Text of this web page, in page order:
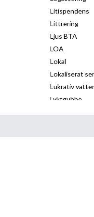
Litispendens
Littrering
Ljus BTA
LOA
Lokal
Lokaliserat
Lukrativ
Lyktgubbe